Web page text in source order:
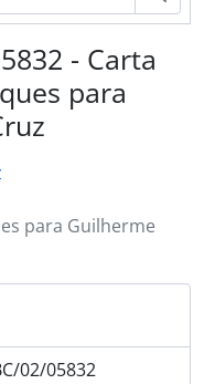
- Carta
para
para Guilherme
02/05832